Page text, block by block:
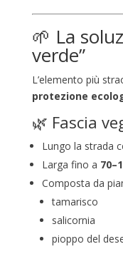
🌱 La
verde”
L’elemento più
protezione
🌿 Fascia
Lungo la strada
Larga fino a
Composta da
tamarisco
salicornia
pioppo del